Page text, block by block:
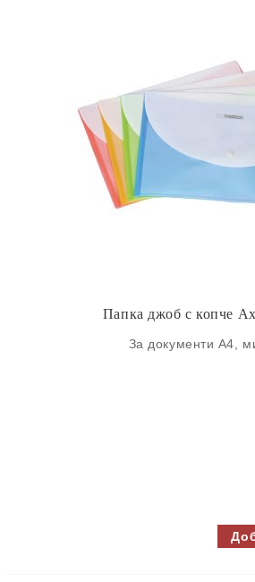
Папка джоб с копче
За документи А4,